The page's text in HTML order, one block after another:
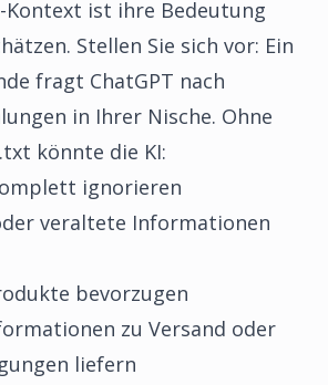
Kontext ist ihre Bedeutung
Stellen Sie sich vor: Ein
fragt ChatGPT nach
in Ihrer Nische. Ohne
könnte die KI:
ignorieren
veraltete Informationen
bevorzugen
zu Versand oder
liefern